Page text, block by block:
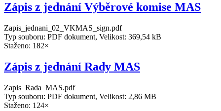
Zápis z jednání Výběrové komise MAS
Zapis_jednani_02_VKMAS_sign.pdf
Typ souboru: PDF dokument, Velikost: 369,54 kB
Staženo: 182×
Zápis z jednání Rady MAS
Zapis_Rada_MAS.pdf
Typ souboru: PDF dokument, Velikost: 2,86 MB
Staženo: 124×